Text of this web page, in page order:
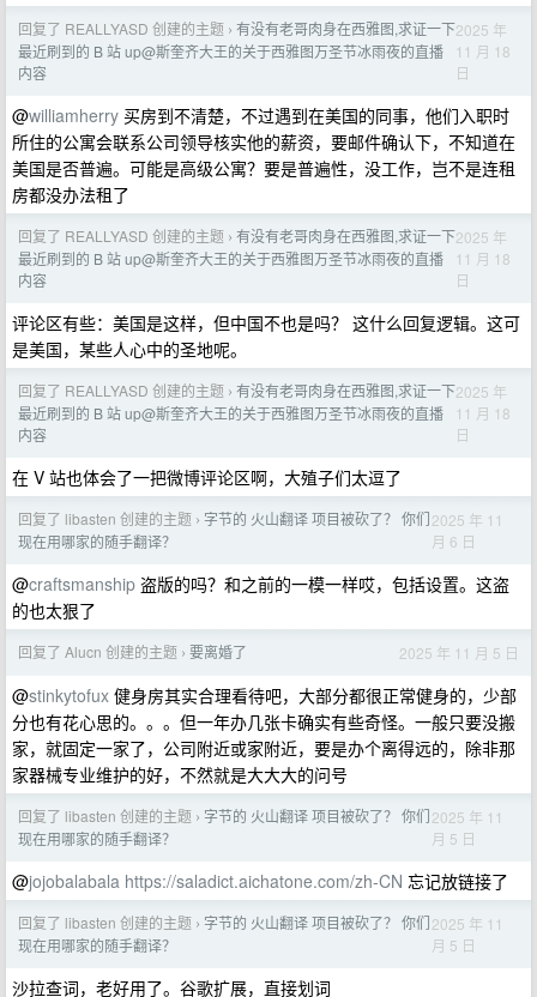
回复了 REALLYASD 创建的主题 › 有没有老哥肉身在西雅图,求证一下
最近刷到的 B 站 up@斯奎齐大王的关于西雅图万圣节冰雨夜的直播
内容
2025 年
11 月 18
日
@williamherry 买房到不清楚，不过遇到在美国的同事，他们入职时
所住的公寓会联系公司领导核实他的薪资，要邮件确认下，不知道在
美国是否普遍。可能是高级公寓？要是普遍性，没工作，岂不是连租
房都没办法租了
回复了 REALLYASD 创建的主题 › 有没有老哥肉身在西雅图,求证一下
最近刷到的 B 站 up@斯奎齐大王的关于西雅图万圣节冰雨夜的直播
内容
2025 年
11 月 18
日
评论区有些：美国是这样，但中国不也是吗？ 这什么回复逻辑。这可
是美国，某些人心中的圣地呢。
回复了 REALLYASD 创建的主题 › 有没有老哥肉身在西雅图,求证一下
最近刷到的 B 站 up@斯奎齐大王的关于西雅图万圣节冰雨夜的直播
内容
2025 年
11 月 18
日
在 V 站也体会了一把微博评论区啊，大殖子们太逗了
回复了 libasten 创建的主题 › 字节的 火山翻译 项目被砍了？ 你们
现在用哪家的随手翻译？
2025 年 11
月 6 日
@craftsmanship 盗版的吗？和之前的一模一样哎，包括设置。这盗
的也太狠了
回复了 Alucn 创建的主题 › 要离婚了 2025 年 11 月 5 日
@stinkytofux 健身房其实合理看待吧，大部分都很正常健身的，少部
分也有花心思的。。。但一年办几张卡确实有些奇怪。一般只要没搬
家，就固定一家了，公司附近或家附近，要是办个离得远的，除非那
家器械专业维护的好，不然就是大大大的问号
回复了 libasten 创建的主题 › 字节的 火山翻译 项目被砍了？ 你们
现在用哪家的随手翻译？
2025 年 11
月 5 日
@jojobalabala https://saladict.aichatone.com/zh-CN 忘记放链接了
回复了 libasten 创建的主题 › 字节的 火山翻译 项目被砍了？ 你们
现在用哪家的随手翻译？
2025 年 11
月 5 日
沙拉查词，老好用了。谷歌扩展，直接划词